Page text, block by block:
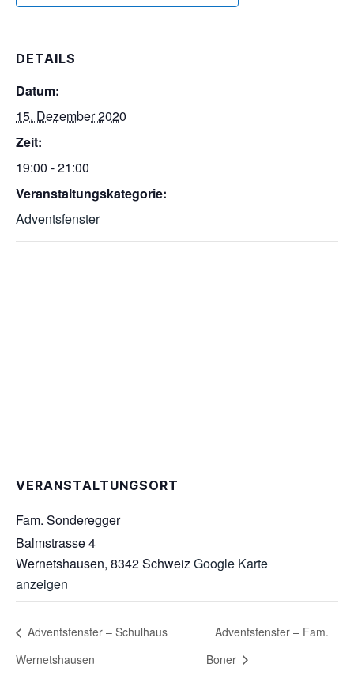
DETAILS
Datum:
15. Dezember 2020
Zeit:
19:00 - 21:00
Veranstaltungskategorie:
Adventsfenster
VERANSTALTUNGSORT
Fam. Sonderegger
Balmstrasse 4
Wernetshausen, 8342SchweizGoogle Karte
anzeigen
Adventsfenster – Schulhaus
Wernetshausen
Adventsfenster – Fam.
Boner